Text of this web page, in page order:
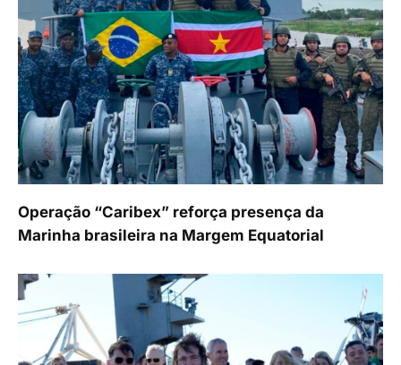
Operação “Caribex” reforça presença da
Marinha brasileira na Margem Equatorial